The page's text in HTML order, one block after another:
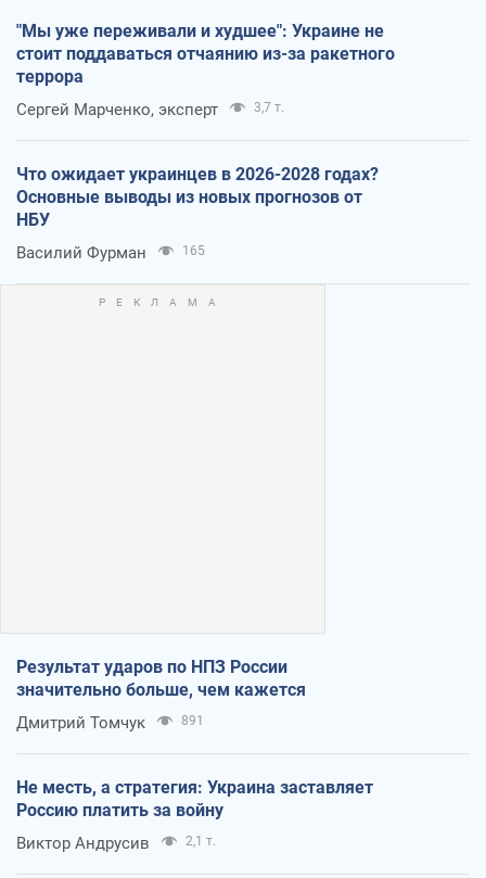
"Мы уже переживали и худшее": Украине не
стоит поддаваться отчаянию из-за ракетного
террора
Сергей Марченко, эксперт 3,7 т.
Что ожидает украинцев в 2026-2028 годах?
Основные выводы из новых прогнозов от
НБУ
Василий Фурман 165
Результат ударов по НПЗ России
значительно больше, чем кажется
Дмитрий Томчук 891
Не месть, а стратегия: Украина заставляет
Россию платить за войну
Виктор Андрусив 2,1 т.